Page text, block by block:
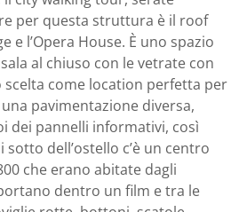
per questa struttura è il roof
l’Opera House. È uno spazio
al chiuso con le vetrate con
scelta come location perfetta per
pavimentazione diversa,
dei pannelli informativi, così
dell’ostello c’è un centro
che erano abitate dagli
dentro un film e tra le